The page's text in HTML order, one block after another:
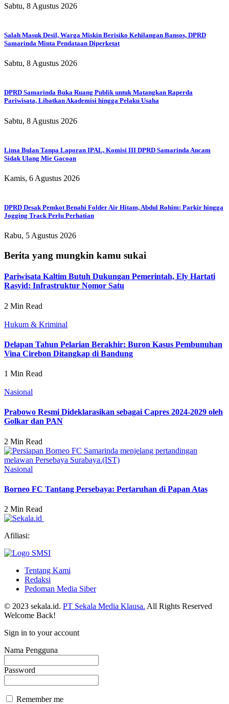
Sabtu, 8 Agustus 2026
Salah Masuk Desil, Warga Miskin Berisiko Kehilangan Bansos, DPRD
Samarinda Minta Pendataan Diperketat
Sabtu, 8 Agustus 2026
DPRD Samarinda Buka Ruang Publik untuk Matangkan Raperda
Pariwisata, Libatkan Akademisi hingga Pelaku Usaha
Sabtu, 8 Agustus 2026
Lima Bulan Tanpa Laporan IPAL, Komisi III DPRD Samarinda Ancam
Sidak Ulang Mie Gacoan
Kamis, 6 Agustus 2026
DPRD Desak Pemkot Benahi Folder Air Hitam, Abdul Rohim: Parkir hingga
Jogging Track Perlu Perhatian
Rabu, 5 Agustus 2026
Berita yang mungkin kamu sukai
Pariwisata Kaltim Butuh Dukungan Pemerintah, Ely Hartati
Rasyid: Infrastruktur Nomor Satu
2 Min Read
Hukum & Kriminal
Delapan Tahun Pelarian Berakhir: Buron Kasus Pembunuhan
Vina Cirebon Ditangkap di Bandung
1 Min Read
Nasional
Prabowo Resmi Dideklarasikan sebagai Capres 2024-2029 oleh
Golkar dan PAN
2 Min Read
Nasional
Borneo FC Tantang Persebaya: Pertaruhan di Papan Atas
2 Min Read
Afiliasi:
Tentang Kami
Redaksi
Pedoman Media Siber
© 2023 sekala.id. PT Sekala Media Klausa. All Rights Reserved
Welcome Back!
Sign in to your account
Nama Pengguna
Password
Remember me